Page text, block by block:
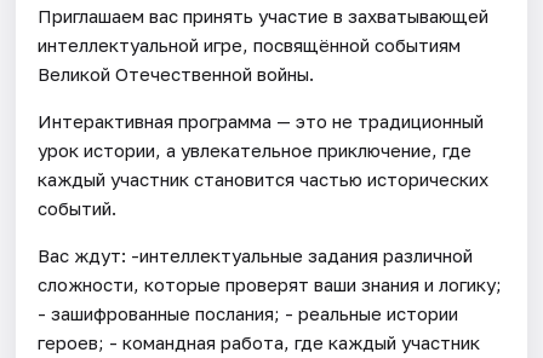
Приглашаем вас принять участие в захватывающей
интеллектуальной игре, посвящённой событиям
Великой Отечественной войны.
Интерактивная программа — это не традиционный
урок истории, а увлекательное приключение, где
каждый участник становится частью исторических
событий.
Вас ждут: -интеллектуальные задания различной
сложности, которые проверят ваши знания и логику;
- зашифрованные послания; - реальные истории
героев; - командная работа, где каждый участник